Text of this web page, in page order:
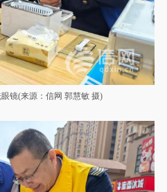
镜(来源：信网 郭慧敏 摄)